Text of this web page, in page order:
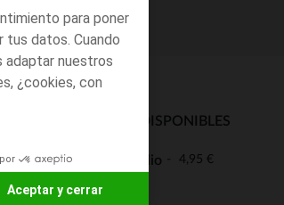
para poner
tus datos. Cuando
adaptar nuestros
¿cookies, con
Aceptar y cerrar
MODOS DE ENVÍO DISPONIBLES
Entrega a domicilio 4,95 €